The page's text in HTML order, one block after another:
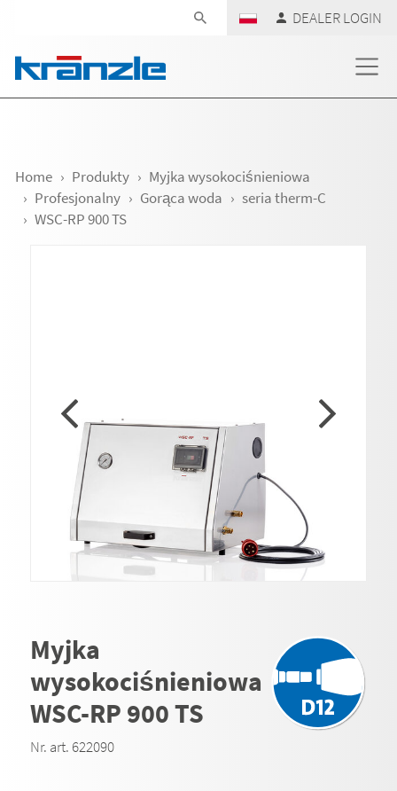
DEALER LOGIN
Home Produkty
Myjka wysokociśnieniowa
Profesjonalny
Gorąca woda
seria therm-C
WSC-RP 900 TS
Myjka
wysokociśnieniowa
WSC-RP 900 TS
Nr. art. 622090